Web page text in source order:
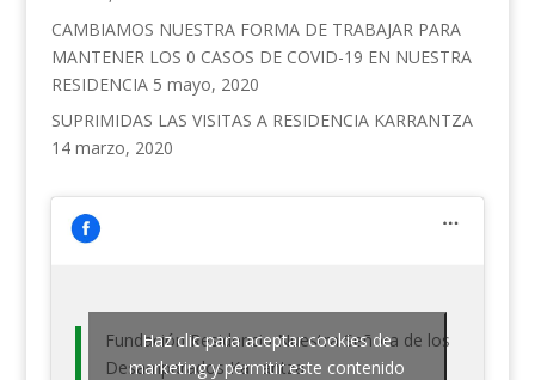
CAMBIAMOS NUESTRA FORMA DE TRABAJAR PARA
MANTENER LOS 0 CASOS DE COVID-19 EN NUESTRA
RESIDENCIA 5 mayo, 2020
SUPRIMIDAS LAS VISITAS A RESIDENCIA KARRANTZA
14 marzo, 2020
Fundación Residencia Nuestra Señora de los
Desamparados Karrantza
Haz clic para aceptar cookies de
marketing y permitir este contenido